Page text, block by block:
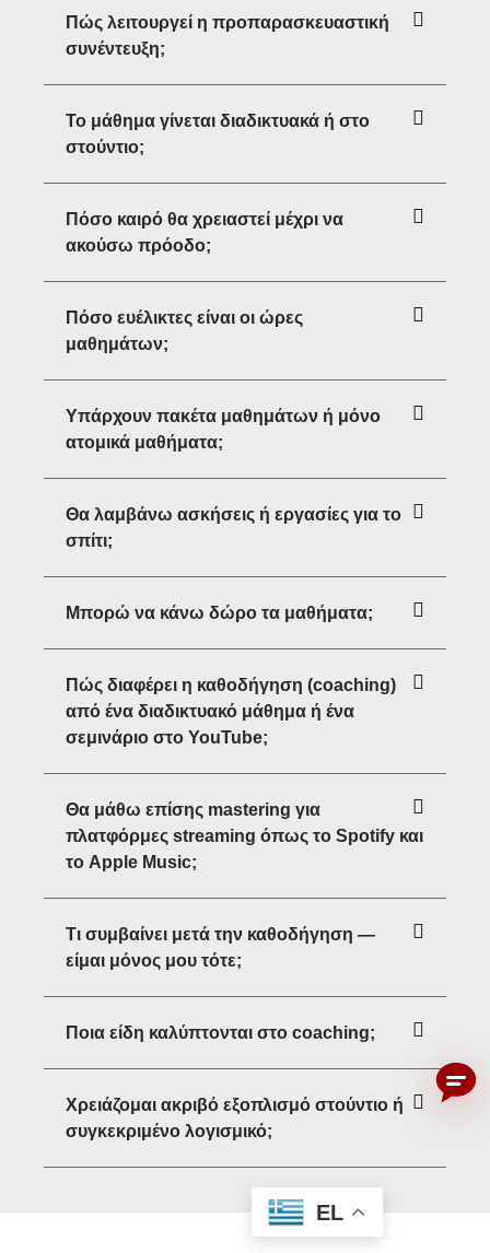
Πώς λειτουργεί η προπαρασκευαστική
συνέντευξη;
Το μάθημα γίνεται διαδικτυακά ή στο
στούντιο;
Πόσο καιρό θα χρειαστεί μέχρι να
ακούσω πρόοδο;
Πόσο ευέλικτες είναι οι ώρες
μαθημάτων;
Υπάρχουν πακέτα μαθημάτων ή μόνο
ατομικά μαθήματα;
Θα λαμβάνω ασκήσεις ή εργασίες για το
σπίτι;
Μπορώ να κάνω δώρο τα μαθήματα;
Πώς διαφέρει η καθοδήγηση (coaching)
από ένα διαδικτυακό μάθημα ή ένα
σεμινάριο στο YouTube;
Θα μάθω επίσης mastering για
πλατφόρμες streaming όπως το Spotify και
το Apple Music;
Τι συμβαίνει μετά την καθοδήγηση —
είμαι μόνος μου τότε;
Ποια είδη καλύπτονται στο coaching;
Χρειάζομαι ακριβό εξοπλισμό στούντιο ή
συγκεκριμένο λογισμικό;
EL